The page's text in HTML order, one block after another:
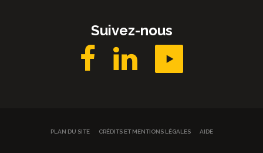
Suivez-nous
PLAN DU SITE CRÉDITS ET MENTIONS LÉGALES AIDE